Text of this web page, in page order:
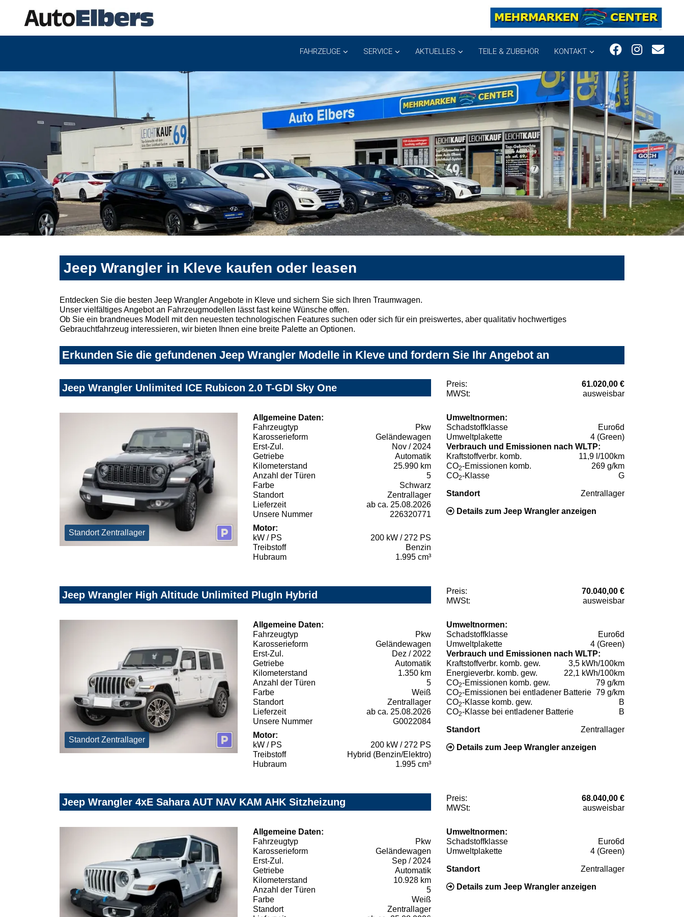
FAHRZEUGE SERVICE AKTUELLES TEILE & ZUBEHÖR KONTAKT
Jeep Wrangler in Kleve kaufen oder leasen
Entdecken Sie die besten Jeep Wrangler Angebote in Kleve und sichern Sie sich Ihren Traumwagen.
Unser vielfältiges Angebot an Fahrzeugmodellen lässt fast keine Wünsche offen.
Ob Sie ein brandneues Modell mit den neuesten technologischen Features suchen oder sich für ein preiswertes, aber qualitativ hochwertiges
Gebrauchtfahrzeug interessieren, wir bieten Ihnen eine breite Palette an Optionen.
Erkunden Sie die gefundenen Jeep Wrangler Modelle in Kleve und fordern Sie Ihr Angebot an
Jeep Wrangler Unlimited ICE Rubicon 2.0 T-GDI Sky One Preis:
61.020,00 €
MWSt:
ausweisbar
Standort Zentrallager
Allgemeine Daten:
Fahrzeugtyp
Pkw
Karosserieform
Geländewagen
Erst-Zul.
Nov / 2024
Getriebe
Automatik
Kilometerstand
25.990 km
Anzahl der Türen
5
Farbe
Schwarz
Standort
Zentrallager
Lieferzeit
ab ca. 25.08.2026
Unsere Nummer
226320771
Motor:
kW / PS
200 kW / 272 PS
Treibstoff
Benzin
Hubraum
1.995 cm³
Umweltnormen:
Schadstoffklasse
Euro6d
Umweltplakette
4 (Green)
Verbrauch und Emissionen nach WLTP:
Kraftstoffverbr. komb.
11,9 l/100km
CO2-Emissionen komb.
269 g/km
CO2-Klasse G
Standort Zentrallager
Details zum Jeep Wrangler anzeigen
Jeep Wrangler High Altitude Unlimited PlugIn Hybrid Preis:
70.040,00 €
MWSt:
ausweisbar
Standort Zentrallager
Allgemeine Daten:
Fahrzeugtyp
Pkw
Karosserieform
Geländewagen
Erst-Zul.
Dez / 2022
Getriebe
Automatik
Kilometerstand
1.350 km
Anzahl der Türen
5
Farbe
Weiß
Standort
Zentrallager
Lieferzeit
ab ca. 25.08.2026
Unsere Nummer
G0022084
Motor:
kW / PS
200 kW / 272 PS
Treibstoff
Hybrid (Benzin/Elektro)
Hubraum
1.995 cm³
Umweltnormen:
Schadstoffklasse
Euro6d
Umweltplakette
4 (Green)
Verbrauch und Emissionen nach WLTP:
Kraftstoffverbr. komb. gew.
3,5 kWh/100km
Energieverbr. komb. gew.
22,1 kWh/100km
CO2-Emissionen komb. gew.
79 g/km
CO2-Emissionen bei entladener Batterie 79 g/km
CO2-Klasse komb. gew.
B
CO2-Klasse bei entladener Batterie B
Standort Zentrallager
Details zum Jeep Wrangler anzeigen
Jeep Wrangler 4xE Sahara AUT NAV KAM AHK Sitzheizung Preis:
68.040,00 €
MWSt:
ausweisbar
Allgemeine Daten:
Fahrzeugtyp
Pkw
Karosserieform
Geländewagen
Erst-Zul.
Sep / 2024
Getriebe
Automatik
Kilometerstand
10.928 km
Anzahl der Türen
5
Farbe
Weiß
Standort
Zentrallager
Umweltnormen:
Schadstoffklasse
Euro6d
Umweltplakette
4 (Green)
Standort Zentrallager
Details zum Jeep Wrangler anzeigen